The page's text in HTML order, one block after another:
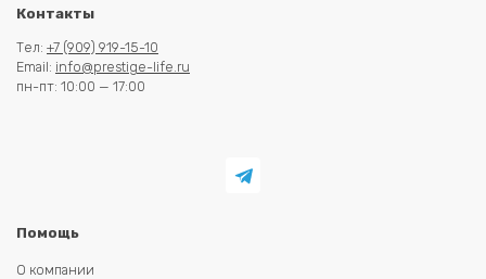
Контакты
Тел: +7 (909) 919-15-10
Email: info@prestige-life.ru
пн-пт: 10:00 — 17:00
Помощь
О компании